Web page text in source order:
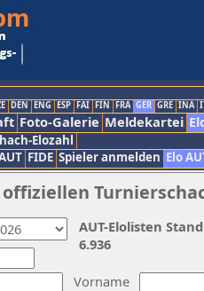
DEN ENG ESP FAI FIN FRA GER GRE INA
Foto-Galerie Meldekartei
Elozahl
FIDE Spieler anmelden Elo
Vorname
AUT-Elolisten
6.936